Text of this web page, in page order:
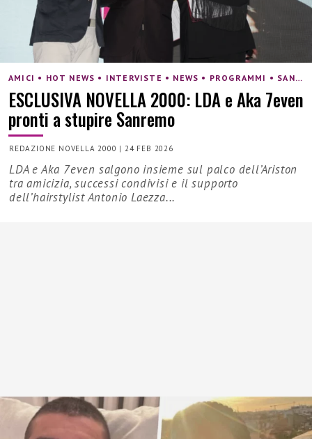
AMICI • HOT NEWS • INTERVISTE • NEWS • PROGRAMMI • SANREMO
ESCLUSIVA NOVELLA 2000: LDA e Aka 7even
pronti a stupire Sanremo
REDAZIONE NOVELLA 2000 | 24 FEB 2026
LDA e Aka 7even salgono insieme sul palco dell’Ariston
tra amicizia, successi condivisi e il supporto
dell’hairstylist Antonio Laezza...